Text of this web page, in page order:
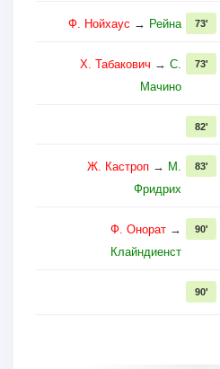
Ф. Нойхаус → Рейна 73'
Х. Табакович → С.
Мачино
73'
82'
Ж. Кастроп → М.
Фридрих
83'
Ф. Онoрат →
Клайндиенст
90'
90'